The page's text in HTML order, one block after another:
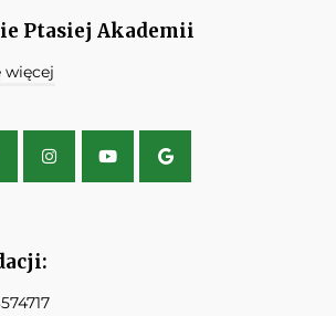
Ptasiej Akademii
więcej